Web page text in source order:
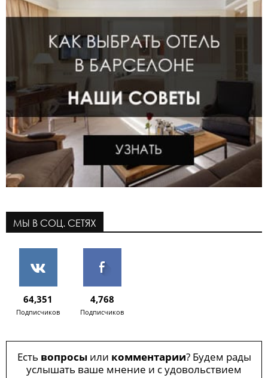
МЫ В СОЦ. СЕТЯХ
64,351
Подписчиков
4,768
Подписчиков
Есть вопросыили комментарии? Будем рады
услышать ваше мнение и с удовольствием